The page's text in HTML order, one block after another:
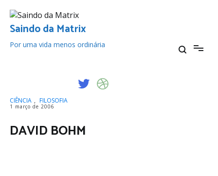
para
Saindo da Matrix
Por uma vida menos ordinária
CIÊNCIA , FILOSOFIA
1 março de 2006
DAVID BOHM